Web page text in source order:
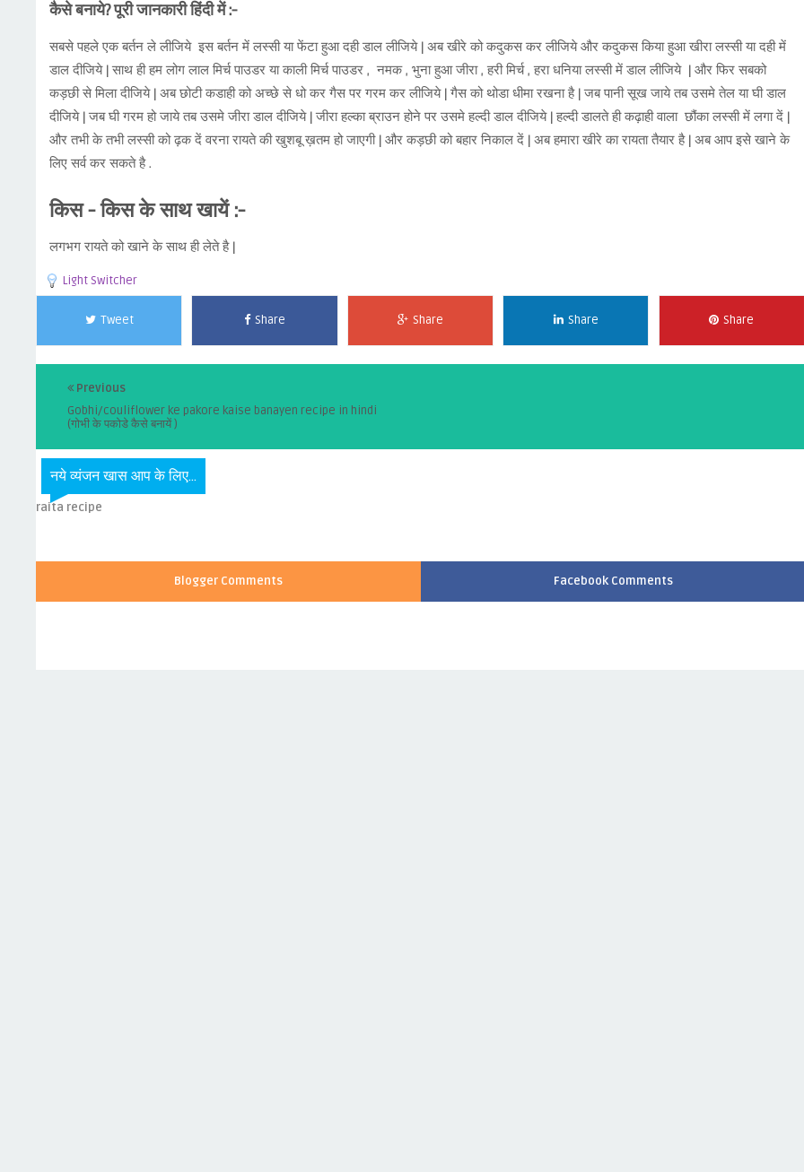
कैसे बनाये? पूरी जानकारी हिंदी में :-
सबसे पहले एक बर्तन ले लीजिये इस बर्तन में लस्सी या फेंटा हुआ दही डाल लीजिये | अब खीरे को कदुकस कर लीजिये और कदुकस किया हुआ खीरा लस्सी या दही में
डाल दीजिये | साथ ही हम लोग लाल मिर्च पाउडर या काली मिर्च पाउडर , नमक , भुना हुआ जीरा , हरी मिर्च , हरा धनिया लस्सी में डाल लीजिये | और फिर सबको
कड़छी से मिला दीजिये | अब छोटी कडाही को अच्छे से धो कर गैस पर गरम कर लीजिये | गैस को थोडा धीमा रखना है | जब पानी सूख जाये तब उसमे तेल या घी डाल
दीजिये | जब घी गरम हो जाये तब उसमे जीरा डाल दीजिये | जीरा हल्का ब्राउन होने पर उसमे हल्दी डाल दीजिये | हल्दी डालते ही कढ़ाही वाला छौंका लस्सी में लगा दें |
और तभी के तभी लस्सी को ढ़क दें वरना रायते की खुशबू ख़तम हो जाएगी | और कड़छी को बहार निकाल दें | अब हमारा खीरे का रायता तैयार है | अब आप इसे खाने के
लिए सर्व कर सकते है .
किस - किस के साथ खायें :-
लगभग रायते को खाने के साथ ही लेते है |
Light Switcher
Tweet Share Share Share Share
Previous
Gobhi/couliflower ke pakore kaise banayen recipe in hindi
(गोभी के पकोडे कैसे बनायें )
नये व्यंजन खास आप के लिए...
raita recipe
Blogger Comments Facebook Comments